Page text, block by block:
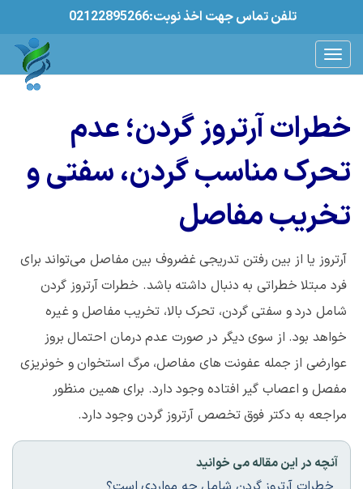
02122895266:تلفن تماس جهت اخذ نوبت
خطرات آرتروز گردن؛ عدم
تحرک مناسب گردن، سفتی و
تخریب مفاصل
آرتروز یا از بین رفتن تدریجی غضروف بین مفاصل می‌تواند برای
فرد مبتلا خطراتی به دنبال داشته باشد. خطرات آرتروز گردن
شامل درد و سفتی گردن، تحرک بالا، تخریب مفاصل و غیره
خواهد بود. از سوی دیگر در صورت عدم درمان احتمال بروز
عوارضی از جمله عفونت های مفاصل، مرگ استخوان و خونریزی
مفصل و اعصاب گیر افتاده وجود دارد. برای همین منظور
مراجعه به دکتر فوق تخصص آرتروز گردن وجود دارد.
آنچه در این مقاله می خوانید